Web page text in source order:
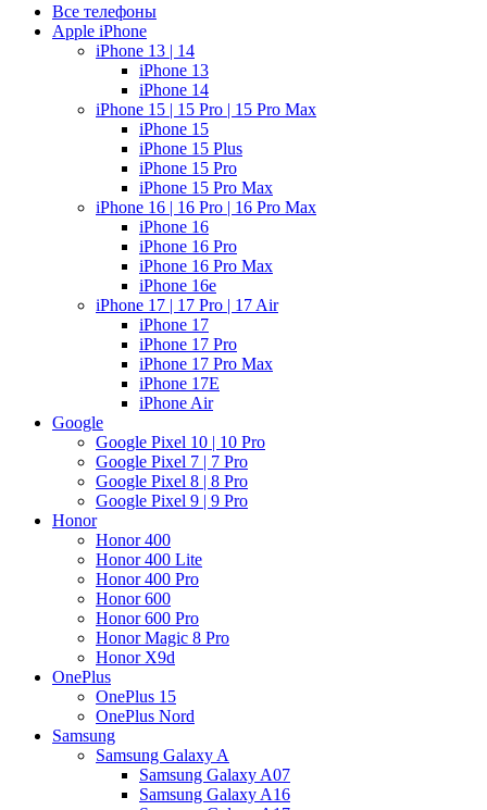
Все телефоны
Apple iPhone
iPhone 13 | 14
iPhone 13
iPhone 14
iPhone 15 | 15 Pro | 15 Pro Max
iPhone 15
iPhone 15 Plus
iPhone 15 Pro
iPhone 15 Pro Max
iPhone 16 | 16 Pro | 16 Pro Max
iPhone 16
iPhone 16 Pro
iPhone 16 Pro Max
iPhone 16e
iPhone 17 | 17 Pro | 17 Air
iPhone 17
iPhone 17 Pro
iPhone 17 Pro Max
iPhone 17E
iPhone Air
Google
Google Pixel 10 | 10 Pro
Google Pixel 7 | 7 Pro
Google Pixel 8 | 8 Pro
Google Pixel 9 | 9 Pro
Honor
Honor 400
Honor 400 Lite
Honor 400 Pro
Honor 600
Honor 600 Pro
Honor Magic 8 Pro
Honor X9d
OnePlus
OnePlus 15
OnePlus Nord
Samsung
Samsung Galaxy A
Samsung Galaxy A07
Samsung Galaxy A16